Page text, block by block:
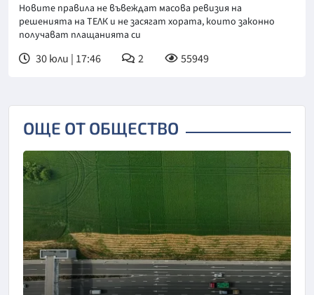
Новите правила не въвеждат масова ревизия на
решенията на ТЕЛК и не засягат хората, които законно
получават плащанията си
30 юли | 17:46 2 55949
ОЩЕ ОТ ОБЩЕСТВО